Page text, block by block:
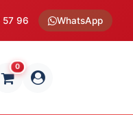
57 96 WhatsApp
0